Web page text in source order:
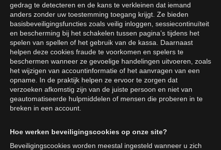
gedrag te detecteren en de kans te verkleinen dat iemand
anders zonder uw toestemming toegang krijgt. Ze bieden
basisbeveiligingsfuncties zoals veilig inloggen, sessiecontinuïteit
en bescherming bij het schakelen tussen pagina’s tijdens het
spelen van spellen of het gebruik van de kassa. Daarnaast
helpen deze cookies fraude te voorkomen en spelers te
beschermen wanneer ze gevoelige handelingen uitvoeren, zoals
het wijzigen van accountinformatie of het aanvragen van een
opname. In de praktijk helpen ze ervoor te zorgen dat
verzoeken afkomstig zijn van de juiste persoon en niet van
geautomatiseerde hulpmiddelen of mensen die proberen in te
breken in een account.
Hoe werken beveiligingscookies op onze site?
Beveiligingscookies worden meestal ingesteld wanneer u zich